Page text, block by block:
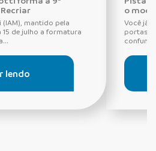
mantido pela
de julho a formatura
lendo
o
Você já
portas